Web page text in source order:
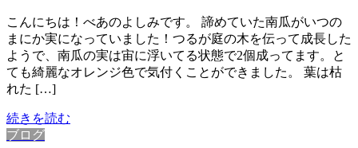
こんにちは！べあのよしみです。 諦めていた南瓜がいつの
まにか実になっていました！つるが庭の木を伝って成長した
ようで、南瓜の実は宙に浮いてる状態で2個成ってます。と
ても綺麗なオレンジ色で気付くことができました。 葉は枯
れた […]
続きを読む
ブログ